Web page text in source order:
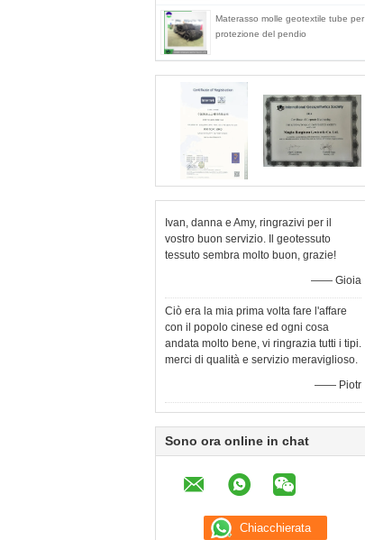
Materasso molle geotextile tube per
protezione del pendio
Ivan, danna e Amy, ringrazivi per il
vostro buon servizio. Il geotessuto
tessuto sembra molto buon, grazie!
—— Gioia
Ciò era la mia prima volta fare l'affare
con il popolo cinese ed ogni cosa
andata molto bene, vi ringrazia tutti i tipi.
merci di qualità e servizio meraviglioso.
—— Piotr
Sono ora online in chat